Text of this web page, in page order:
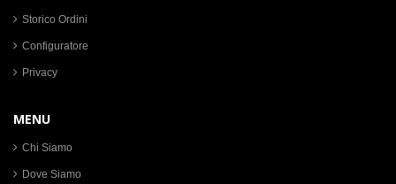
Storico Ordini
Configuratore
Privacy
MENU
Chi Siamo
Dove Siamo